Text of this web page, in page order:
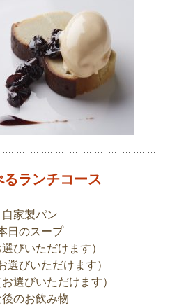
ランチコース
自家製パン
日のスープ
びいただけます）
選びいただけます）
選びいただけます）
のお飲み物